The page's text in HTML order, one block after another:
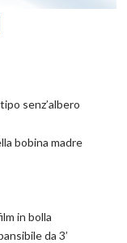
senz’albero
bobina madre
in bolla
da 3’